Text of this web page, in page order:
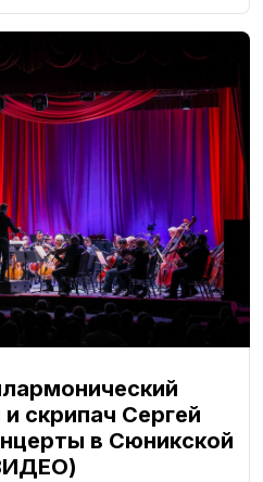
скрипач Сергей
в Сюникской